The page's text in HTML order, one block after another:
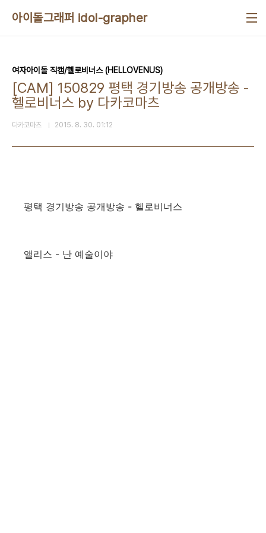
아이돌그래퍼 idol-grapher
여자아이돌 직캠/헬로비너스 (HELLOVENUS)
[CAM] 150829 평택 경기방송 공개방송 -
헬로비너스 by 다카코마츠
다카코마츠 2015. 8. 30. 01:12
평택 경기방송 공개방송 - 헬로비너스
앨리스 - 난 예술이야